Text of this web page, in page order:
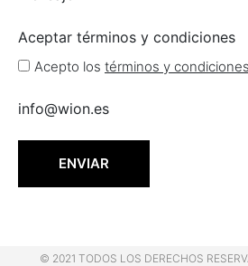
Aceptar términos y condiciones
Acepto los términos y condiciones
info@wion.es
ENVIAR
© 2021 TODOS LOS DERECHOS